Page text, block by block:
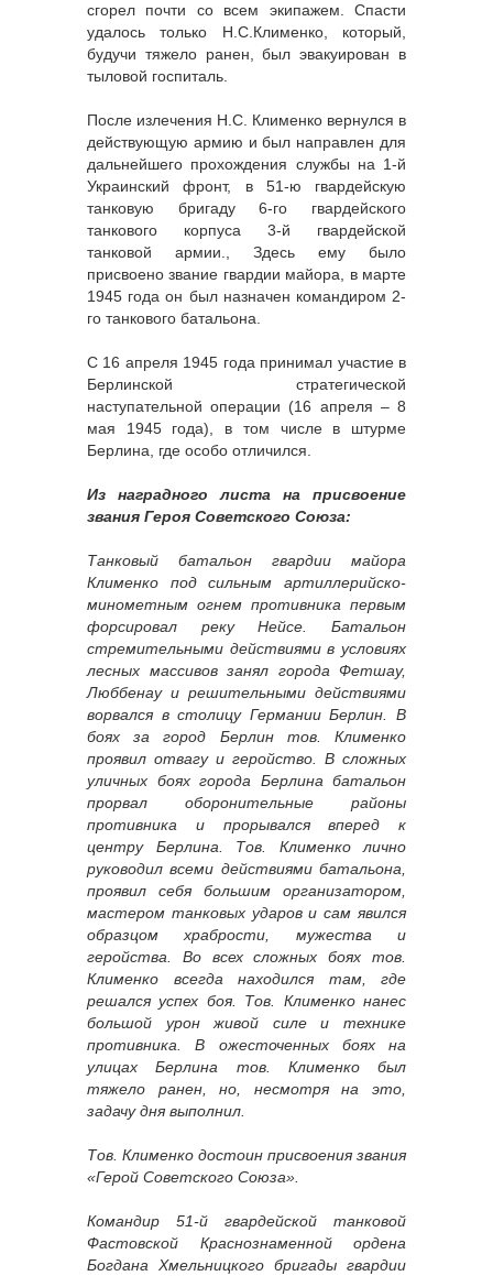
сгорел почти со всем экипажем. Спасти
удалось только Н.С.Клименко, который,
будучи тяжело ранен, был эвакуирован в
тыловой госпиталь.
После излечения Н.С. Клименко вернулся в
действующую армию и был направлен для
дальнейшего прохождения службы на 1-й
Украинский фронт, в 51-ю гвардейскую
танковую бригаду 6-го гвардейского
танкового корпуса 3-й гвардейской
танковой армии., Здесь ему было
присвоено звание гвардии майора, в марте
1945 года он был назначен командиром 2-
го танкового батальона.
С 16 апреля 1945 года принимал участие в
Берлинской стратегической
наступательной операции (16 апреля – 8
мая 1945 года), в том числе в штурме
Берлина, где особо отличился.
Из наградного листа на присвоение
звания Героя Советского Союза:
Танковый батальон гвардии майора
Клименко под сильным артиллерийско-
минометным огнем противника первым
форсировал реку Нейсе. Батальон
стремительными действиями в условиях
лесных массивов занял города Фетшау,
Люббенау и решительными действиями
ворвался в столицу Германии Берлин. В
боях за город Берлин тов. Клименко
проявил отвагу и геройство. В сложных
уличных боях города Берлина батальон
прорвал оборонительные районы
противника и прорывался вперед к
центру Берлина. Тов. Клименко лично
руководил всеми действиями батальона,
проявил себя большим организатором,
мастером танковых ударов и сам явился
образцом храбрости, мужества и
геройства. Во всех сложных боях тов.
Клименко всегда находился там, где
решался успех боя. Тов. Клименко нанес
большой урон живой силе и технике
противника. В ожесточенных боях на
улицах Берлина тов. Клименко был
тяжело ранен, но, несмотря на это,
задачу дня выполнил.
Тов. Клименко достоин присвоения звания
«Герой Советского Союза».
Командир 51-й гвардейской танковой
Фастовской Краснознаменной ордена
Богдана Хмельницкого бригады гвардии